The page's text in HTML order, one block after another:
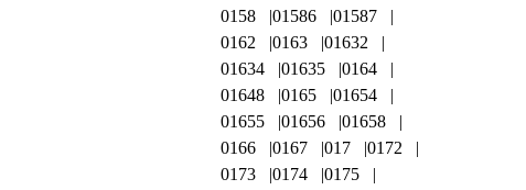
0158
01586
01587
0162
0163
01632
01634
01635
0164
01648
0165
01654
01655
01656
01658
0166
0167 017
0172
0173
0174
0175